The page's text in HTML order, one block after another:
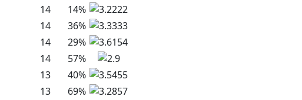
14
14%
14
36%
14
29%
14
57%
13
40%
13
69%